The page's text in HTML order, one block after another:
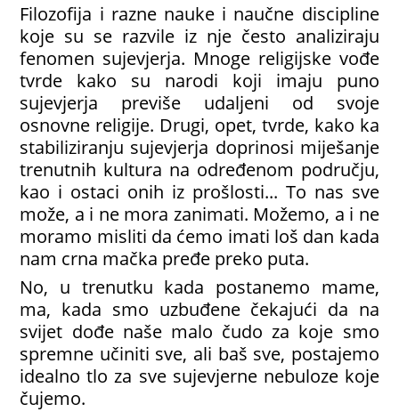
Filozofija i razne nauke i naučne discipline
koje su se razvile iz nje često analiziraju
fenomen sujevjerja. Mnoge religijske vođe
tvrde kako su narodi koji imaju puno
sujevjerja previše udaljeni od svoje
osnovne religije. Drugi, opet, tvrde, kako ka
stabiliziranju sujevjerja doprinosi miješanje
trenutnih kultura na određenom području,
kao i ostaci onih iz prošlosti... To nas sve
može, a i ne mora zanimati. Možemo, a i ne
moramo misliti da ćemo imati loš dan kada
nam crna mačka pređe preko puta.
No, u trenutku kada postanemo mame,
ma, kada smo uzbuđene čekajući da na
svijet dođe naše malo čudo za koje smo
spremne učiniti sve, ali baš sve, postajemo
idealno tlo za sve sujevjerne nebuloze koje
čujemo.